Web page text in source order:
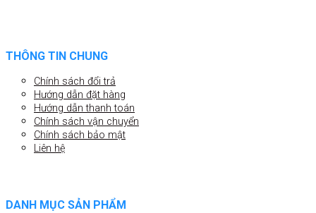
THÔNG TIN CHUNG
Chính sách đổi trả
Hướng dẫn đặt hàng
Hướng dẫn thanh toán
Chính sách vận chuyển
Chính sách bảo mật
Liên hệ
DANH MỤC SẢN PHẨM